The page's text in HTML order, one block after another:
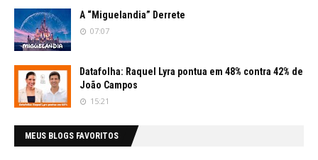
A “Miguelandia” Derrete
07:07
Datafolha: Raquel Lyra pontua em 48% contra 42% de
João Campos
15:21
MEUS BLOGS FAVORITOS